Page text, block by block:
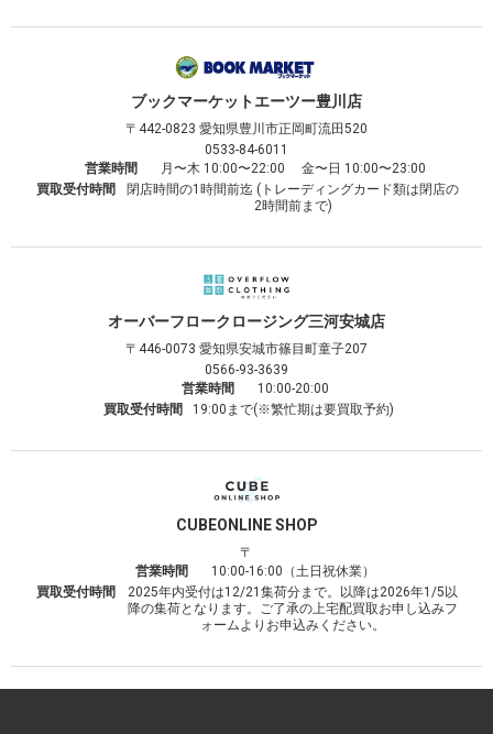
ブックマーケットエーツー豊川店
〒442-0823 愛知県豊川市正岡町流田520
0533-84-6011
営業時間
月〜木 10:00〜22:00 金〜日 10:00〜23:00
買取受付時間
閉店時間の1時間前迄 (トレーディングカード類は閉店の
2時間前まで)
オーバーフロークロージング三河安城店
〒446-0073 愛知県安城市篠目町童子207
0566-93-3639
営業時間
10:00-20:00
買取受付時間
19:00まで(※繁忙期は要買取予約)
CUBEONLINE SHOP
〒
営業時間
10:00-16:00（土日祝休業）
買取受付時間
2025年内受付は12/21集荷分まで。以降は2026年1/5以
降の集荷となります。ご了承の上宅配買取お申し込みフ
ォームよりお申込みください。